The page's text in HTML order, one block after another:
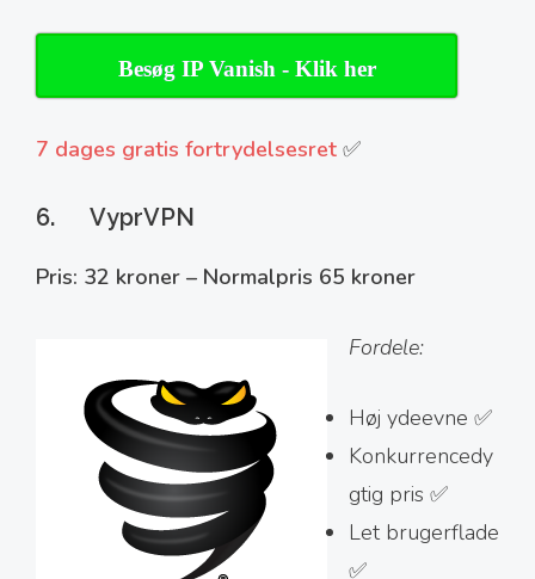
Besøg IP Vanish - Klik her
7 dages gratis fortrydelsesret ✅
6. VyprVPN
Pris: 32 kroner – Normalpris 65 kroner
Fordele:
Høj ydeevne ✅
Konkurrencedy
gtig pris ✅
Let brugerflade
✅